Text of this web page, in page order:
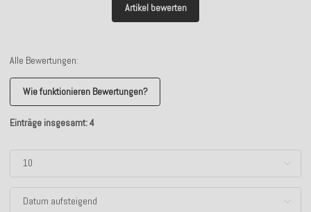
Artikel bewerten
Alle Bewertungen:
Wie funktionieren Bewertungen?
Einträge insgesamt: 4